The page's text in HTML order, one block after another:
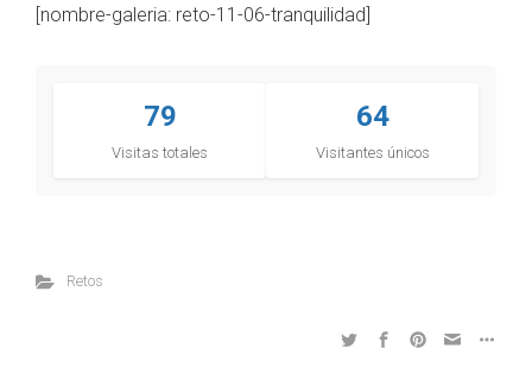
[nombre-galeria: reto-11-06-tranquilidad]
79
Visitas totales
64
Visitantes únicos
Retos